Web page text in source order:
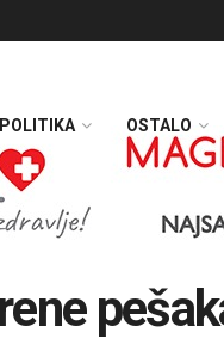
POLITIKA OSTALO